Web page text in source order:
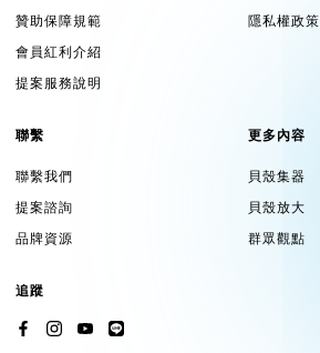
聯繫窗口｜
信箱｜Ccmusicstudio168@gmail.com
→ Facebook
贊助保障規範
會員紅利介紹
提案服務說明
隱私權政策
聯繫
聯繫我們
提案諮詢
品牌資源
更多內容
貝殼集器
貝殼放大
群眾觀點
追蹤